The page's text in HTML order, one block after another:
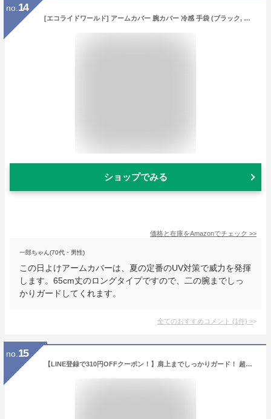
no. 14
[エコライドワールド] アームカバー 腕カバー 冷感 手袋 (ブラック, ロング65㎝) ac-003-01
ショップでみる
価格と在庫をAmazonでチェック >>
一郎ちゃん(70代・男性)
この日よけアームカバーは、夏の定番のUV対策で威力を発揮
します。65cm丈のロングタイプですので、二の腕までしっ
かりガードしてくれます。
全てのおすすめコメント (1件) >
no. 15
【LINE登録で310円OFFクーポン！】肩上までしっかりガード！ 超ロング アームカバー レディース 冷感 UV 手袋 ロング おしゃれ アームカバー 接触冷感 75cm リボン uvカット かわいい 指なし グレー ブラック 自転車 夏用 UVグローブ アームカバー 長い メール便 送料無料